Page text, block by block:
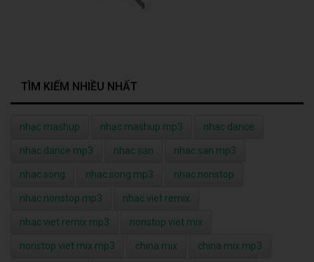
TÌM KIẾM NHIỀU NHẤT
nhạc mashup nhạc mashup mp3 nhac dance
nhac dance mp3 nhac san nhac san mp3
nhac song nhac song mp3 nhac nonstop
nhac nonstop mp3 nhac viet remix
nhac viet remix mp3 nonstop viet mix
nonstop viet mix mp3 china mix china mix mp3